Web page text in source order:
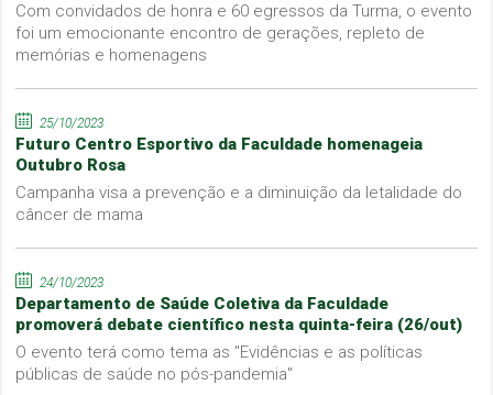
Com convidados de honra e 60 egressos da Turma, o evento
foi um emocionante encontro de gerações, repleto de
memórias e homenagens
25/10/2023
Futuro Centro Esportivo da Faculdade homenageia
Outubro Rosa
Campanha visa a prevenção e a diminuição da letalidade do
câncer de mama
24/10/2023
Departamento de Saúde Coletiva da Faculdade
promoverá debate científico nesta quinta-feira (26/out)
O evento terá como tema as "Evidências e as políticas
públicas de saúde no pós-pandemia"